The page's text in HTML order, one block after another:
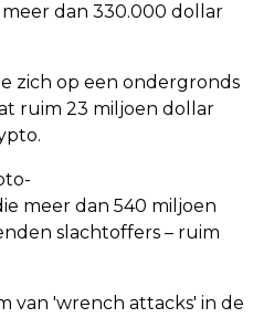
dan 330.000 dollar
zich op een ondergronds
ruim 23 miljoen dollar
meer dan 540 miljoen
slachtoffers – ruim
van 'wrench attacks' in de